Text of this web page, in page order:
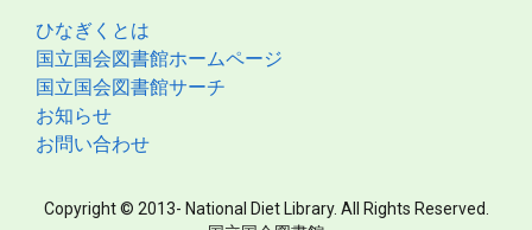
ひなぎくとは
国立国会図書館ホームページ
国立国会図書館サーチ
お知らせ
お問い合わせ
Copyright © 2013- National Diet Library. All Rights Reserved.